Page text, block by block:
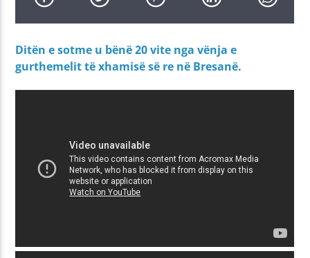
Ditën e sotme u bënë 20 vite nga vënja e
gurthemelit të xhamisë së re në Bresanë.